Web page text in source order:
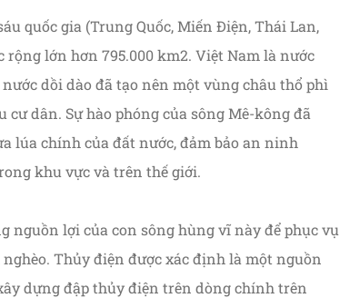
quốc gia (Trung Quốc, Miến Điện, Thái Lan,
rộng lớn hơn 795.000 km2. Việt Nam là nước
dồi dào đã tạo nên một vùng châu thổ phì
dân. Sự hào phóng của sông Mê-kông đã
lúa chính của đất nước, đảm bảo an ninh
khu vực và trên thế giới.
nguồn lợi của con sông hùng vĩ này để phục vụ
Thủy điện được xác định là một nguồn
dựng đập thủy điện trên dòng chính trên